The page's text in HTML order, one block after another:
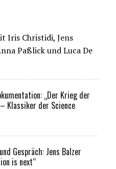
Iris Christidi, Jens
Paßlick und Luca De
„Der Krieg der
Klassiker der Science
Gespräch: Jens Balzer
is next“